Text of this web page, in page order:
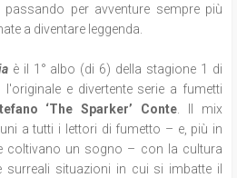
per avventure sempre più
a diventare leggenda.
è il 1° albo (di 6) della stagione 1 di
l'originale e divertente serie a fumetti
‘The Sparker’ Conte . Il mix
a tutti i lettori di fumetto – e, più in
coltivano un sogno – con la cultura
surreali situazioni in cui si imbatte il